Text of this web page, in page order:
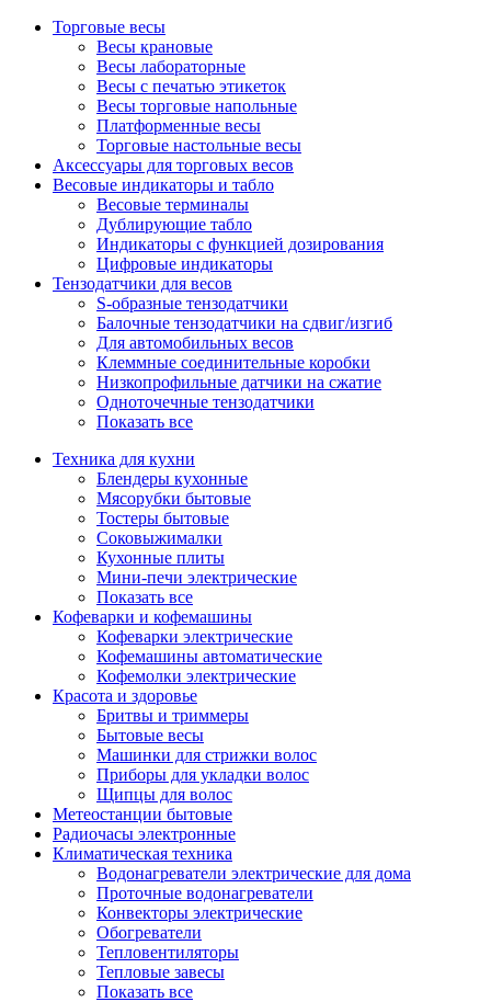
Торговые весы
Весы крановые
Весы лабораторные
Весы с печатью этикеток
Весы торговые напольные
Платформенные весы
Торговые настольные весы
Аксессуары для торговых весов
Весовые индикаторы и табло
Весовые терминалы
Дублирующие табло
Индикаторы с функцией дозирования
Цифровые индикаторы
Тензодатчики для весов
S-образные тензодатчики
Балочные тензодатчики на сдвиг/изгиб
Для автомобильных весов
Клеммные соединительные коробки
Низкопрофильные датчики на сжатие
Одноточечные тензодатчики
Показать все
Техника для кухни
Блендеры кухонные
Мясорубки бытовые
Тостеры бытовые
Соковыжималки
Кухонные плиты
Мини-печи электрические
Показать все
Кофеварки и кофемашины
Кофеварки электрические
Кофемашины автоматические
Кофемолки электрические
Красота и здоровье
Бритвы и триммеры
Бытовые весы
Машинки для стрижки волос
Приборы для укладки волос
Щипцы для волос
Метеостанции бытовые
Радиочасы электронные
Климатическая техника
Водонагреватели электрические для дома
Проточные водонагреватели
Конвекторы электрические
Обогреватели
Тепловентиляторы
Тепловые завесы
Показать все